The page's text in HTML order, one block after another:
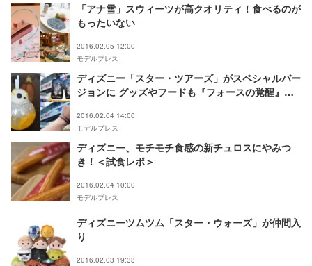
「アナ雪」スウィーツが高クオリティ！食べるのが
もったいない
2016.02.05 12:00
モデルプレス
ディズニー「スター・ツアーズ」がスペシャルバー
ジョンに グッズやフードも『フォースの覚醒』仕
2016.02.04 14:00
モデルプレス
ディズニー、モチモチ食感の新チュロスにやみつ
き！＜試食レポ＞
2016.02.04 10:00
モデルプレス
ディズニーツムツム「スター・ウォーズ」が仲間入
り
2016.02.03 19:33